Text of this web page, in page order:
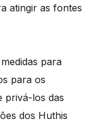
atingir as fontes
para
para os
privá-los das
dos Huthis